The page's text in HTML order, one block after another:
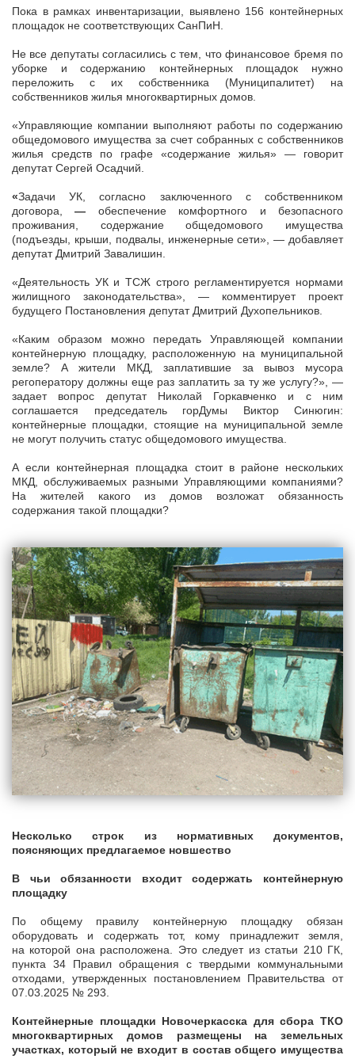
Пока в рамках инвентаризации, выявлено 156 контейнерных
площадок не соответствующих СанПиН.
Не все депутаты согласились с тем, что финансовое бремя по
уборке и содержанию контейнерных площадок нужно
переложить с их собственника (Муниципалитет) на
собственников жилья многоквартирных домов.
«Управляющие компании выполняют работы по содержанию
общедомового имущества за счет собранных с собственников
жилья средств по графе «содержание жилья» — говорит
депутат Сергей Осадчий.
«Задачи УК, согласно заключенного с собственником
договора,
— обеспечение комфортного и безопасного
проживания, содержание общедомового имущества
(подъезды, крыши, подвалы, инженерные сети», — добавляет
депутат Дмитрий Завалишин.
«Деятельность УК и ТСЖ строго регламентируется нормами
жилищного законодательства», — комментирует проект
будущего Постановления депутат Дмитрий Духопельников.
«Каким образом можно передать Управляющей компании
контейнерную площадку, расположенную на муниципальной
земле? А жители МКД, заплатившие за вывоз мусора
регоператору должны еще раз заплатить за ту же услугу?», —
задает вопрос депутат Николай Горкавченко и с ним
соглашается председатель горДумы Виктор Синюгин:
контейнерные площадки, стоящие на муниципальной земле
не могут получить статус общедомового имущества.
А если контейнерная площадка стоит в районе нескольких
МКД, обслуживаемых разными Управляющими компаниями?
На жителей какого из домов возложат обязанность
содержания такой площадки?
Несколько строк из нормативных документов,
поясняющих предлагаемое новшество
В чьи обязанности входит содержать контейнерную
площадку
По общему правилу контейнерную площадку обязан
оборудовать и содержать тот, кому принадлежит земля,
на которой она расположена. Это следует из статьи 210 ГК,
пункта 34 Правил обращения с твердыми коммунальными
отходами, утвержденных постановлением Правительства от
07.03.2025 № 293.
Контейнерные площадки Новочеркасска для сбора ТКО
многоквартирных домов размещены на земельных
участках, который не входит в состав общего имущества